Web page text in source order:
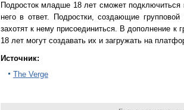
Подросток младше 18 лет сможет подключиться
него в ответ. Подростки, создающие
захотят к нему присоединиться. В дополнение к
18 лет могут создавать их и загружать на
Источник:
The Verge